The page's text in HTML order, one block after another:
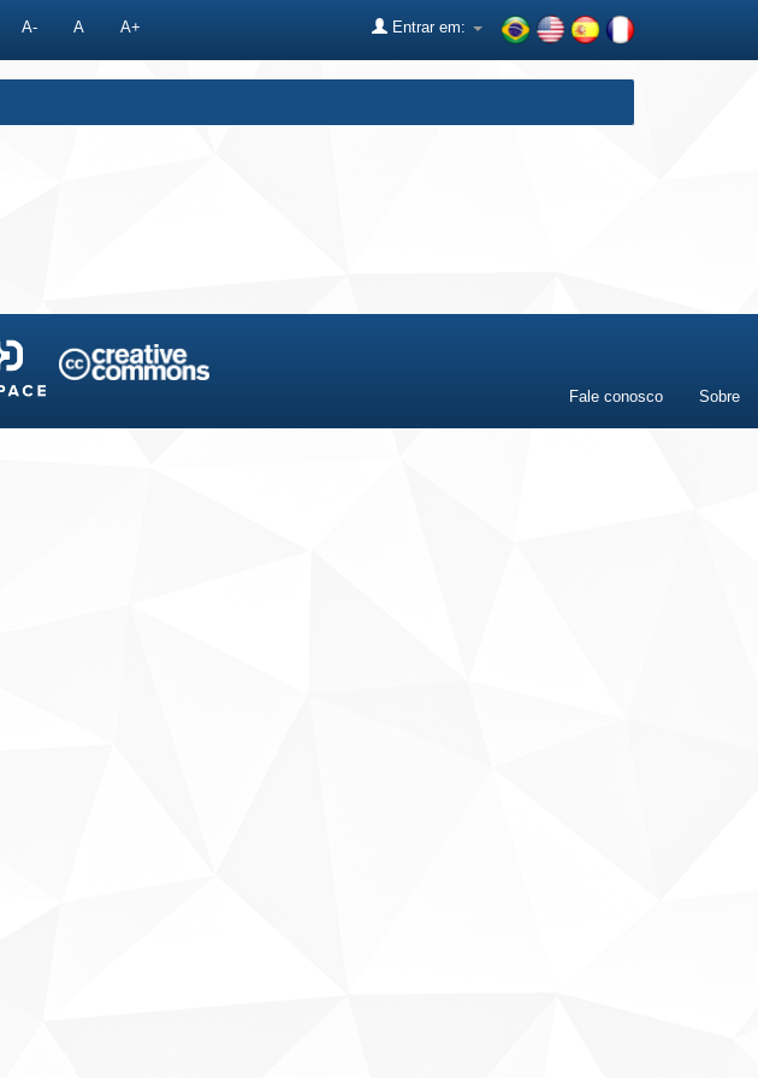
A- A A+ Entrar em:
Fale conosco Sobre